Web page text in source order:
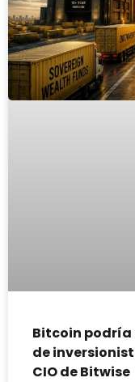
Bitcoin podría
de
CIO de Bitwise